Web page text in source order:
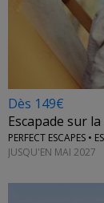
Dès 149€
Escapade sur
PERFECT ESCAPES •
JUSQU'EN MAI 2027